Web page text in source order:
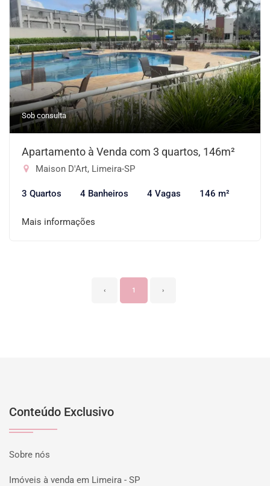
Sob consulta
Apartamento à Venda com 3 quartos, 146m²
Maison D'Art, Limeira-SP
3 Quartos 4 Banheiros 4 Vagas 146 m²
Mais informações
‹ 1 ›
Conteúdo Exclusivo
Sobre nós
Imóveis à venda em Limeira - SP